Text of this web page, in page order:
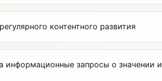
контентного развития
информационные запросы о значении и